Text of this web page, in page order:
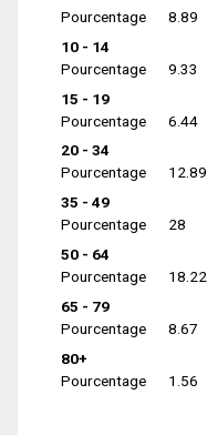
Pourcentage
8.89
10 - 14
Pourcentage
9.33
15 - 19
Pourcentage
6.44
20 - 34
Pourcentage
12.89
35 - 49
Pourcentage
28
50 - 64
Pourcentage
18.22
65 - 79
Pourcentage
8.67
80+
Pourcentage
1.56